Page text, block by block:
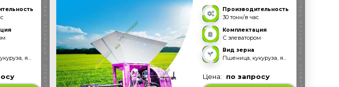
Пшеница, кукуруза, ячмень, рожь, овес, бобовые и прочее
ДИСКОВЫЕ МЕЛЬНИЦЫ С ЭЛЕВАТОРОМ
Производительность
30 тонн/в час
Комплектация
С элеватором
Вид зерна
Пшеница, кукуруза, ячмень, рожь, овес, бобовые и прочее
Цена: по запросу ДИСКОВЫЕ МЕЛЬНИЦЫ С ЭЛЕВАТОРОМ